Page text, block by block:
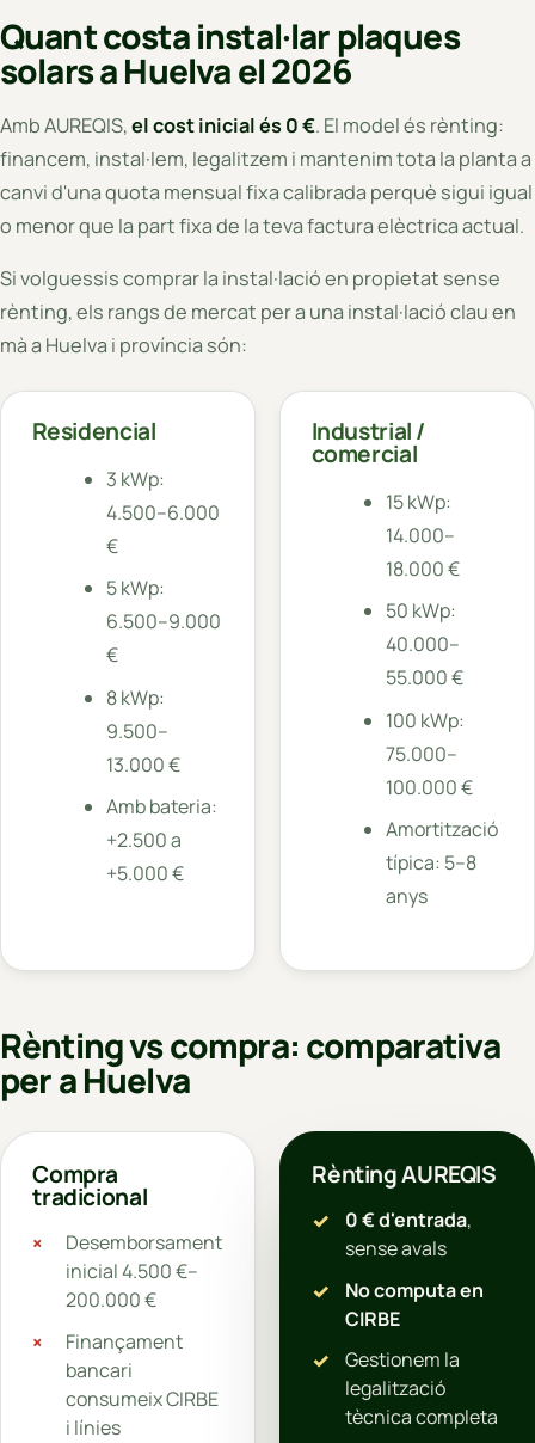
Quant costa instal·lar plaques
solars a Huelva el 2026
Amb AUREQIS,el cost inicial és 0 €. El model és rènting:
financem, instal·lem, legalitzem i mantenim tota la planta a
canvi d'una quota mensual fixa calibrada perquè sigui igual
o menor que la part fixa de la teva factura elèctrica actual.
Si volguessis comprar la instal·lació en propietat sense
rènting, els rangs de mercat per a una instal·lació clau en
mà a Huelva i província són:
Residencial
3 kWp:
4.500–6.000
€
5 kWp:
6.500–9.000
€
8 kWp:
9.500–
13.000 €
Amb bateria:
+2.500 a
+5.000 €
Industrial /
comercial
15 kWp:
14.000–
18.000 €
50 kWp:
40.000–
55.000 €
100 kWp:
75.000–
100.000 €
Amortització
típica: 5–8
anys
Rènting vs compra: comparativa
per a Huelva
Compra
tradicional
Desemborsament
inicial 4.500 €–
200.000 €
Finançament
bancari
consumeix CIRBE
i línies
Rènting AUREQIS
0 € d'entrada,
sense avals
No computa en
CIRBE
Gestionem la
legalització
tècnica completa